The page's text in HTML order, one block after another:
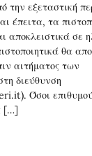
την εξεταστική
έπειτα, τα
αποκλειστικά σε
θα
αιτήματος των
διεύθυνση
Όσοι
[…]